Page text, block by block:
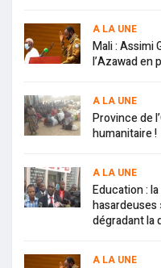
A LA UNE
Mali : Assimi
l’Azawad en
A LA UNE
Province de
humanitaire !
A LA UNE
Education :
dégradant la
A LA UNE